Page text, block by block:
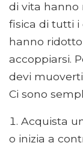
di vita hanno
fisica di tutti i
hanno
accoppiarsi.
devi
Ci sono
Acquista
o inizia a